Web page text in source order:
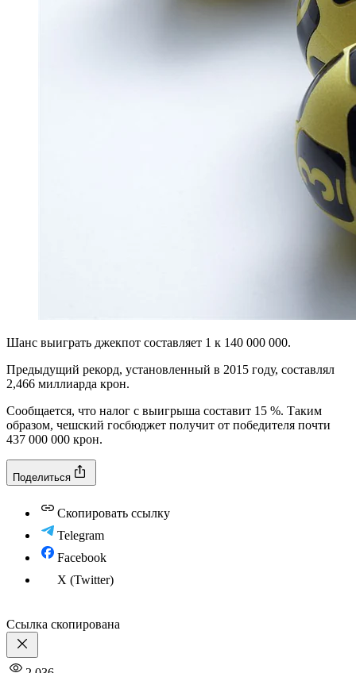
Шанс выиграть джекпот составляет 1 к 140 000 000.
Предыдущий рекорд, установленный в 2015 году, составлял
2,466 миллиарда крон.
Сообщается, что налог с выигрыша составит 15 %. Таким
образом, чешский госбюджет получит от победителя почти
437 000 000 крон.
Поделиться
Скопировать ссылку
Telegram
Facebook
X (Twitter)
Ссылка скопирована